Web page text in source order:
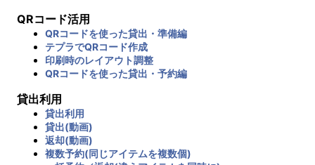
QRコード活用
QRコードを使った貸出・準備編
テプラでQRコード作成
印刷時のレイアウト調整
QRコードを使った貸出・予約編
貸出利用
貸出利用
貸出(動画)
返却(動画)
複数予約(同じアイテムを複数個)